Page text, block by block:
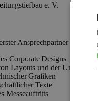
e. V.
Ansprechpartner bei:
Corporate Designs
Layouts und der
Grafiken
Texte
Messeauftritts